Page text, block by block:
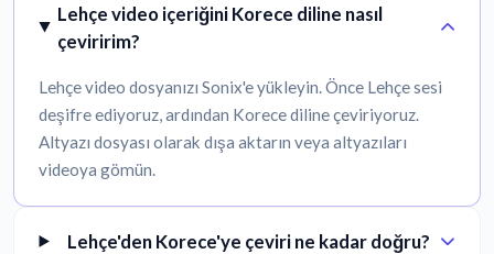
Lehçe video içeriğini Korece diline nasıl
çeviririm?
Lehçe video dosyanızı Sonix'e yükleyin. Önce Lehçe sesi
deşifre ediyoruz, ardından Korece diline çeviriyoruz.
Altyazı dosyası olarak dışa aktarın veya altyazıları
videoya gömün.
Lehçe'den Korece'ye çeviri ne kadar doğru?